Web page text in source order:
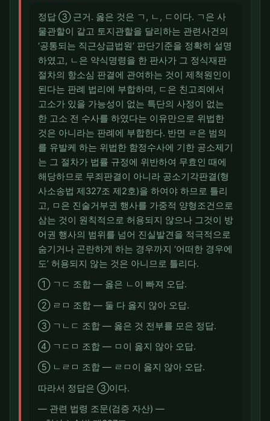
정답 ③ 근거. 옳은 것은 ㄱ, ㄴ, ㄷ이다. ㄱ은 사
물관할이 같고 토지관할을 달리하는 관련사건의
‘공통되는 직근상급법원’ 판단기준을 정확히 설명
하였고, ㄴ은 약식명령을 한 판사가 그 정식재판
절차의 항소심 판결에 관여하는 것이 제척원인이
된다는 판례 법리에 부합하며, ㄷ은 친고죄에서
고소가 있을 가능성이 없는 특단의 사정이 없는
한 고소 전 수사를 하였다는 이유만으로 위법한
것은 아니라는 판례에 부합한다. 반면 ㄹ은 범의
를 유발케 하는 위법한 함정수사에 기한 공소제기
는 그 절차가 법률 규정에 위반하여 무효인 때에
해당하므로 무죄판결이 아니라 공소기각판결(형
사소송법 제327조 제2호)을 하여야 하므로 틀리
고, ㅁ은 진술거부권 행사를 가중적 양형조건으로
삼는 것이 원칙적으로 허용되지 않으나 그것이 방
어권 행사의 범위를 넘어 진실발견을 적극적으로
숨기거나 곤란하게 하는 경우까지 ‘어떠한 경우에
도’ 허용되지 않는 것은 아니므로 틀리다.
① ㄱㄷ 조합 — 옳은 ㄴ이 빠져 오답.
② ㄹㅁ 조합 — 둘 다 옳지 않아 오답.
③ ㄱㄴㄷ 조합 — 옳은 것 전부를 모은 정답.
④ ㄱㄷㅁ 조합 — ㅁ이 옳지 않아 오답.
⑤ ㄴㄹㅁ 조합 — ㄹㅁ이 옳지 않아 오답.
따라서 정답은 ③이다.
― 관련 법령 조문(검증 자산) ―